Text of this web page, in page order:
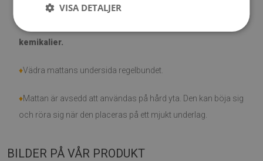
♦
kemikalier.
♦Vädra mattans undersida regelbundet.
♦Mattan är avsedd att användas på hård yta. Den kan böja sig
och röra sig när den placeras på ett mjukt underlag.
BILDER PÅ VÅR PRODUKT
VISA DETALJER